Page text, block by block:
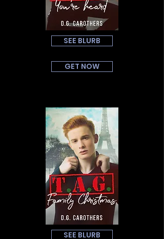
SEE BLURB
GET NOW
SEE BLURB